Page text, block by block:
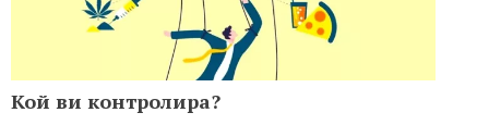
Кой ви контролира?